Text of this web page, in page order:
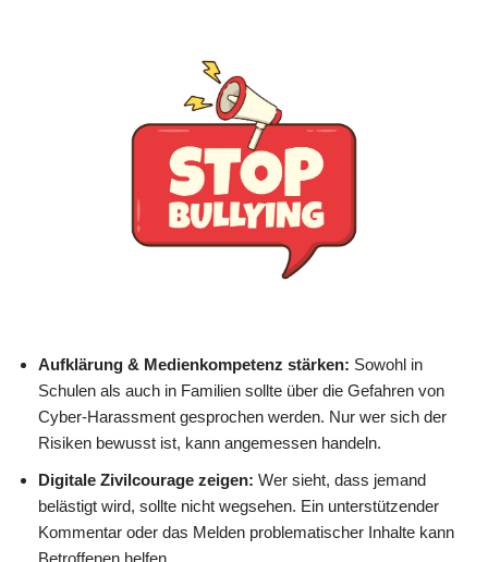
Aufklärung & Medienkompetenz stärken: Sowohl in
Schulen als auch in Familien sollte über die Gefahren von
Cyber-Harassment gesprochen werden. Nur wer sich der
Risiken bewusst ist, kann angemessen handeln.
Digitale Zivilcourage zeigen: Wer sieht, dass jemand
belästigt wird, sollte nicht wegsehen. Ein unterstützender
Kommentar oder das Melden problematischer Inhalte kann
Betroffenen helfen.